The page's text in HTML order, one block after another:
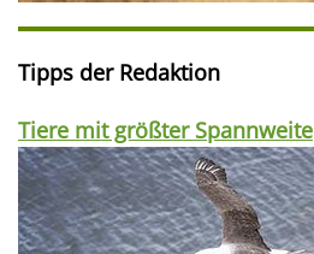
Tipps der Redaktion
Tiere mit größter Spannweite